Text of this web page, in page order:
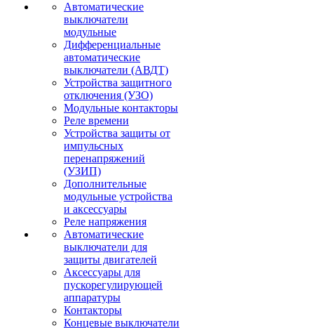
Автоматические
выключатели
модульные
Дифференциальные
автоматические
выключатели (АВДТ)
Устройства защитного
отключения (УЗО)
Модульные контакторы
Реле времени
Устройства защиты от
импульсных
перенапряжений
(УЗИП)
Дополнительные
модульные устройства
и аксессуары
Реле напряжения
Автоматические
выключатели для
защиты двигателей
Аксессуары для
пускорегулирующей
аппаратуры
Контакторы
Концевые выключатели